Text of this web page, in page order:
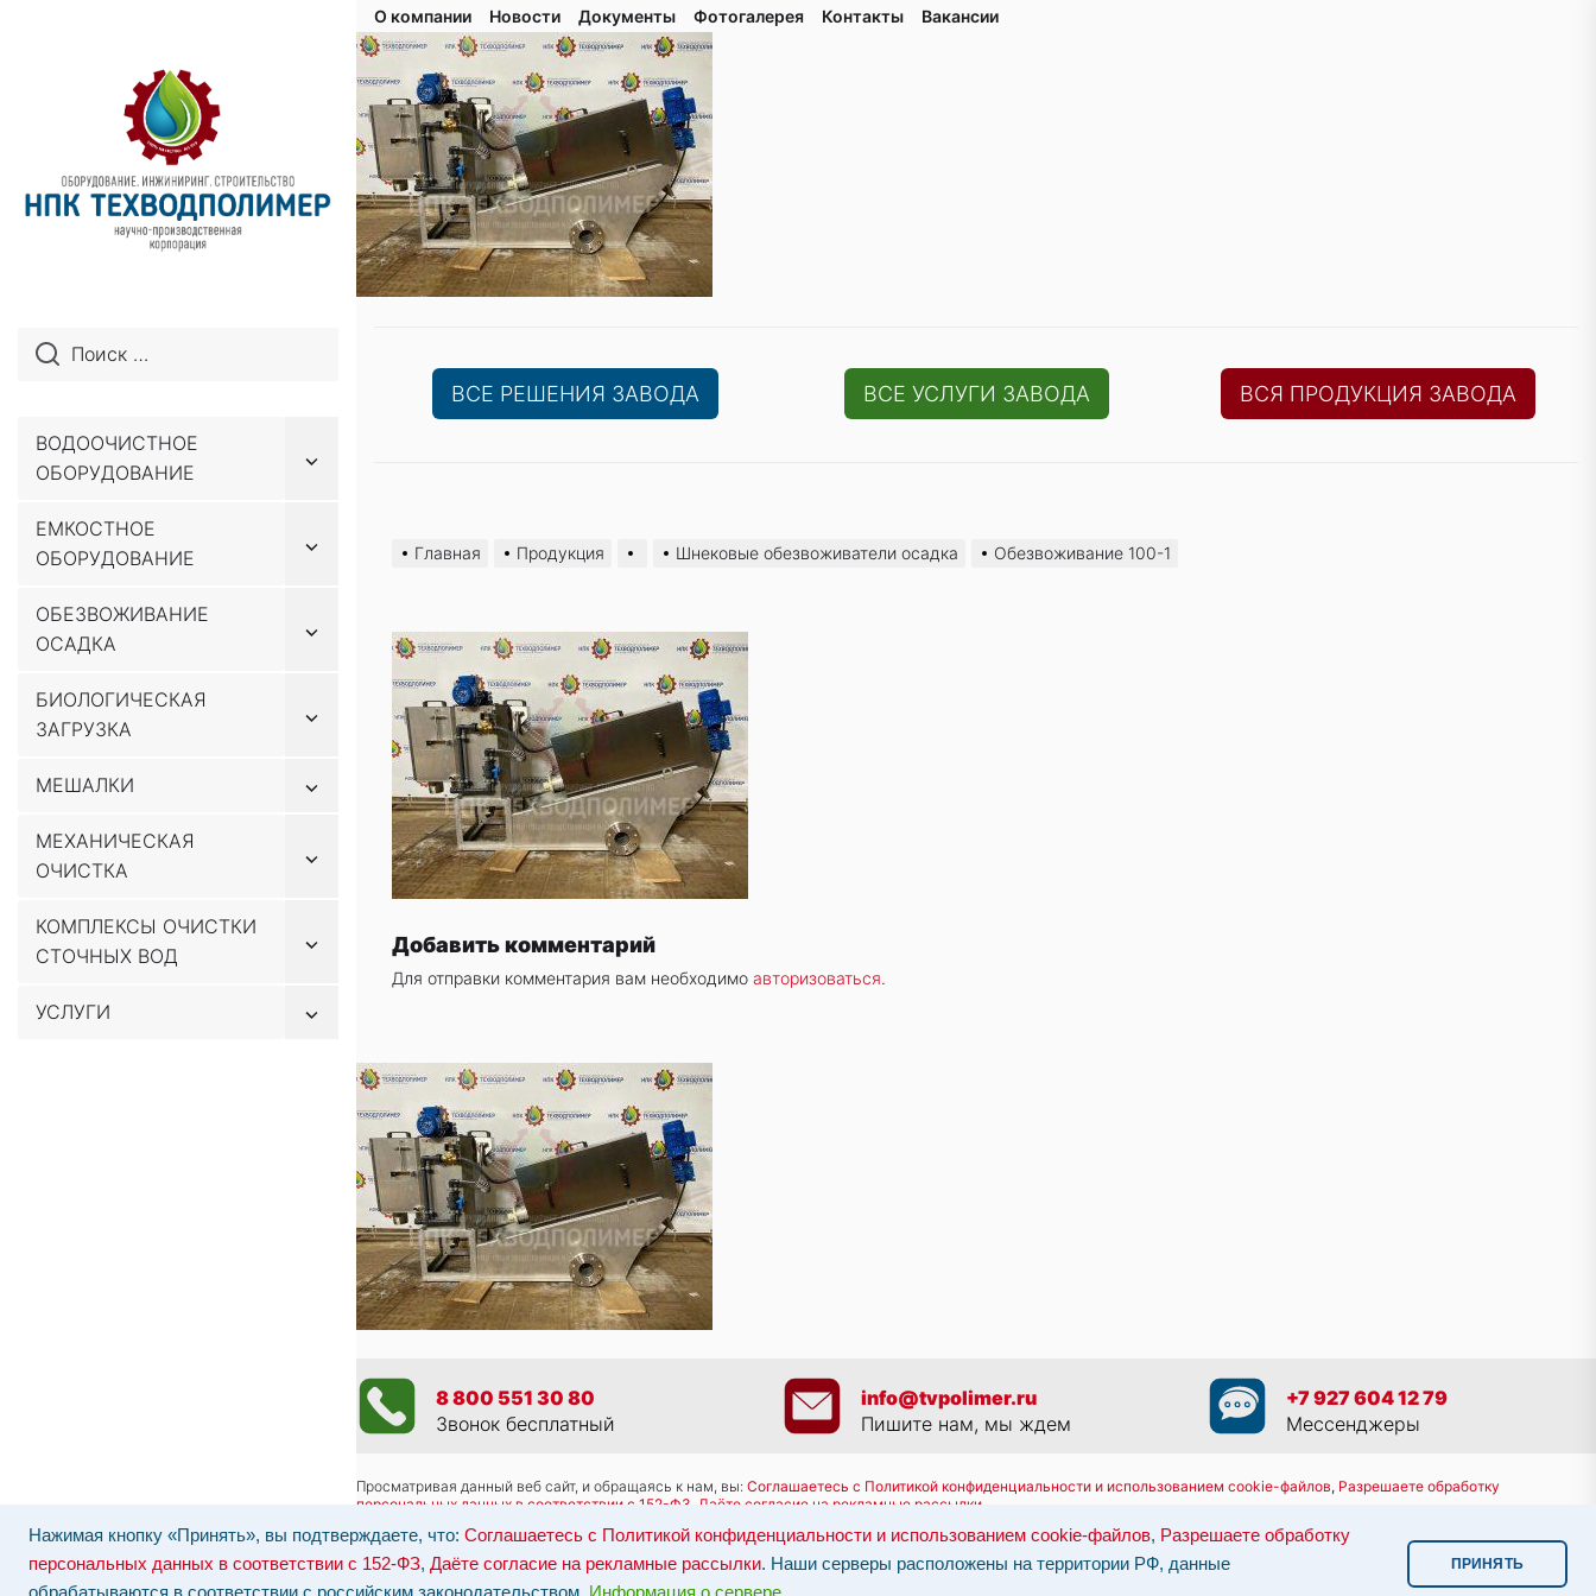
Нажимая кнопку «Принять», вы подтверждаете, что: Соглашаетесь с Политикой конфиденциальности и использованием cookie-файлов, Разрешаете обработку
персональных данных в соответствии с 152-ФЗ, Даёте согласие на рекламные рассылки. Наши серверы расположены на территории РФ, данные
ПРИНЯТЬ
ВСЕ РЕШЕНИЯ ЗАВОДА ВСЕ УСЛУГИ ЗАВОДА ВСЯ ПРОДУКЦИЯ ЗАВОДА
ВОДООЧИСТНОЕ
ОБОРУДОВАНИЕ
Показывать
ЕМКОСТНОЕ
ОБОРУДОВАНИЕ
Показывать
ОБЕЗВОЖИВАНИЕ
ОСАДКА
Показывать
БИОЛОГИЧЕСКАЯ
ЗАГРУЗКА
Показывать
МЕШАЛКИ
Показывать
МЕХАНИЧЕСКАЯ
ОЧИСТКА
Показывать
КОМПЛЕКСЫ ОЧИСТКИ
СТОЧНЫХ ВОД
Показывать
УСЛУГИ
Показывать
Главная Продукция Шнековые обезвоживатели осадка Обезвоживание 100-1
Добавить комментарий
Для отправки комментария вам необходимо авторизоваться.
О компании Новости Документы Фотогалерея Контaкты Вакaнсии
8 800 551 30 80
Звонок бесплатный
info@tvpolimer.ru
Пишите нам, мы ждем
+7 927 604 12 79
Мессенджеры
Просматривая данный веб сайт, и обращаясь к нам, вы: Соглашаетесь с Политикой конфиденциальности и использованием cookie-файлов, Разрешаете обработку
персональных данных в соответствии с 152-ФЗ Даёте согласие на рекламные рассылки
Наши серверы расположены на территории РФ, данные обрабатываются в соответствии с российским законодательством.Информация о сервере и хостинге.